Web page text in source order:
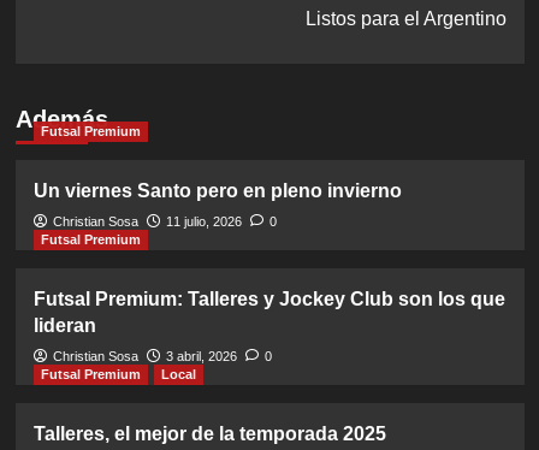
Listos para el Argentino
Además
Futsal Premium
Un viernes Santo pero en pleno invierno
Christian Sosa 11 julio, 2026
0
Futsal Premium
Futsal Premium: Talleres y Jockey Club son los que
lideran
Christian Sosa 3 abril, 2026
0
Futsal Premium
Local
Talleres, el mejor de la temporada 2025